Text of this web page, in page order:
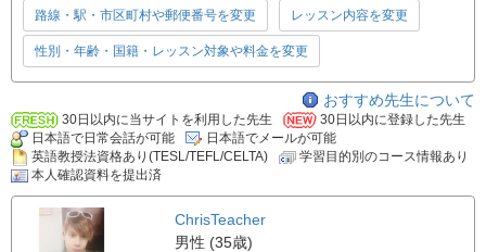
路線・駅・市区町村や郵便番号を変更 レッスン内容を変更
性別・年齢・国籍・レッスン対象や料金を変更
おすすめ先生について
30日以内に当サイトを利用した先生
30日以内に登録した先生
日本語で日常会話が可能
日本語でメールが可能
英語教授法資格あり(TESL/TEFL/CELTA)
学習目的別のコース情報あり
本人確認資料を提出済
ChrisTeacher
男性 (35歳)